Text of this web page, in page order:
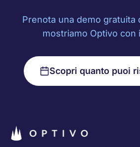
Prenota una demo gratuita
mostriamo Optivo con
Scopri quanto puoi